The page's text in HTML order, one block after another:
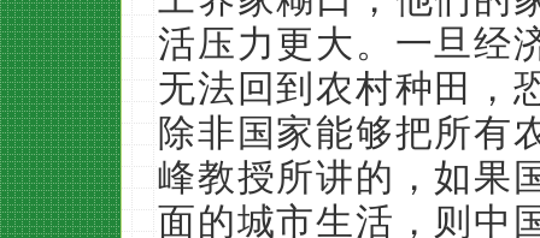
活压力更大。一旦经
无法回到农村种田，
除非国家能够把所有
峰教授所讲的，如果
面的城市生活，则中